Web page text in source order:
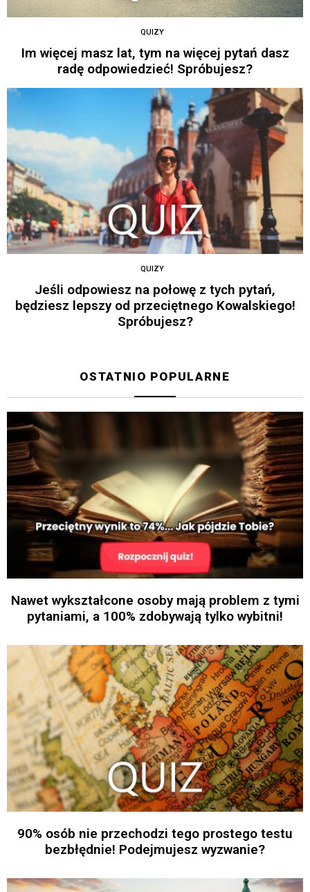
QUIZY
Im więcej masz lat, tym na więcej pytań dasz
radę odpowiedzieć! Spróbujesz?
QUIZY
Jeśli odpowiesz na połowę z tych pytań,
będziesz lepszy od przeciętnego Kowalskiego!
Spróbujesz?
OSTATNIO POPULARNE
Nawet wykształcone osoby mają problem z tymi
pytaniami, a 100% zdobywają tylko wybitni!
90% osób nie przechodzi tego prostego testu
bezbłędnie! Podejmujesz wyzwanie?